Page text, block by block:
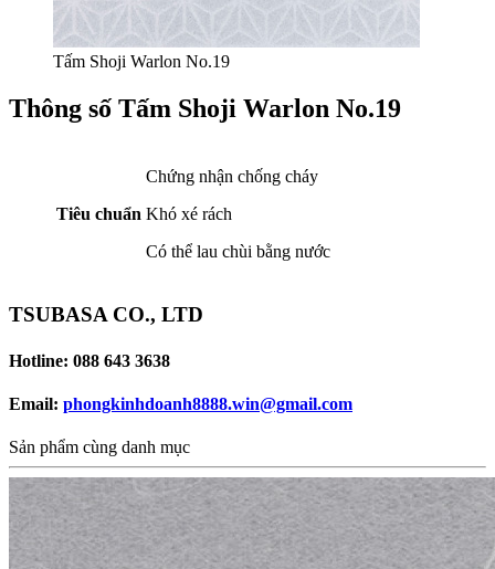
Tấm Shoji Warlon No.19
Thông số Tấm Shoji Warlon No.19
Tiêu chuẩn
Chứng nhận chống cháy
Khó xé rách
Có thể lau chùi bằng nước
TSUBASA CO., LTD
Hotline: 088 643 3638
Email: phongkinhdoanh8888.win@gmail.com
Sản phẩm cùng danh mục